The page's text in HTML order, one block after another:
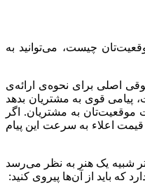
چیست، می‌توانید به
اصلی برای نحوه‌ی ارائه‌ی
پیامی قوی به مشتریان بدهد
موقعیت‌تان به مشتریان. اگر
اعلاء به سرعت این پیام
شبیه یک هنر به نظر می‌رسد
که باید از آن‌ها پیروی کنید: